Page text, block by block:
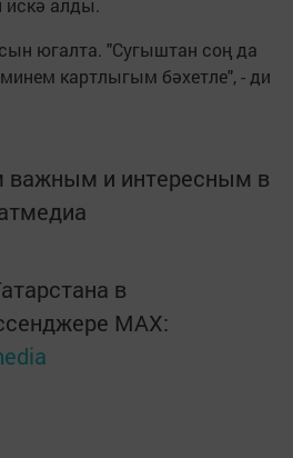
алды.
югалта. "Сугыштан соң да
картлыгым бәхетле", - ди
важным и интересным в
в
MАХ: